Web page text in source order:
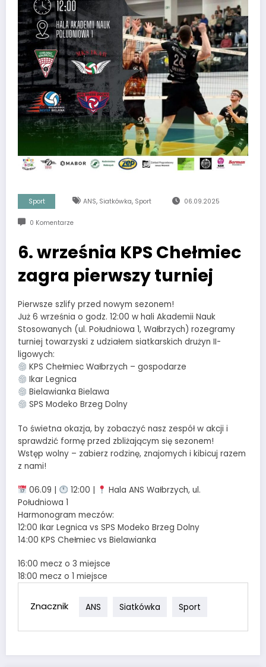
Sport ANS, Siatkówka, Sport 06.09.2025
0 Komentarze
6. września KPS Chełmiec
zagra pierwszy turniej
Pierwsze szlify przed nowym sezonem!
Już 6 września o godz. 12:00 w hali Akademii Nauk
Stosowanych (ul. Południowa 1, Wałbrzych) rozegramy
turniej towarzyski z udziałem siatkarskich drużyn II-
ligowych:
KPS Chełmiec Wałbrzych – gospodarze
Ikar Legnica
Bielawianka Bielawa
SPS Modeko Brzeg Dolny
To świetna okazja, by zobaczyć nasz zespół w akcji i
sprawdzić formę przed zbliżającym się sezonem!
Wstęp wolny – zabierz rodzinę, znajomych i kibicuj razem
z nami!
06.09 | 12:00 |
Hala ANS Wałbrzych, ul.
Południowa 1
Harmonogram meczów:
12:00 Ikar Legnica vs SPS Modeko Brzeg Dolny
14:00 KPS Chełmiec vs Bielawianka
16:00 mecz o 3 miejsce
18:00 mecz o 1 miejsce
Znacznik ANS Siatkówka Sport